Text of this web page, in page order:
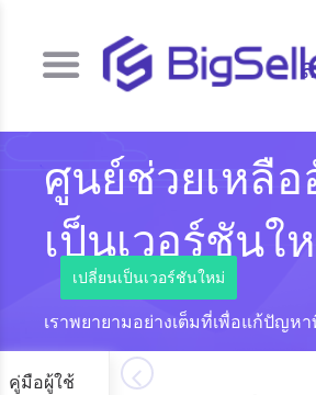
ศูนย์ช่วยเหลือ
เป็นเวอร์ชันใ
เปลี่ยนเป็นเวอร์ชันใหม่
เราพยายามอย่างเต็มที่เพื่อแก้ปัญ
คู่มือผู้ใช้